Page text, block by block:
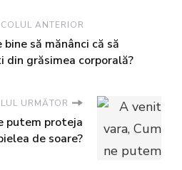
ANTERIOR
bine să mănânci că să
din grăsimea corporală?
URMĂTOR
putem proteja
de soare?